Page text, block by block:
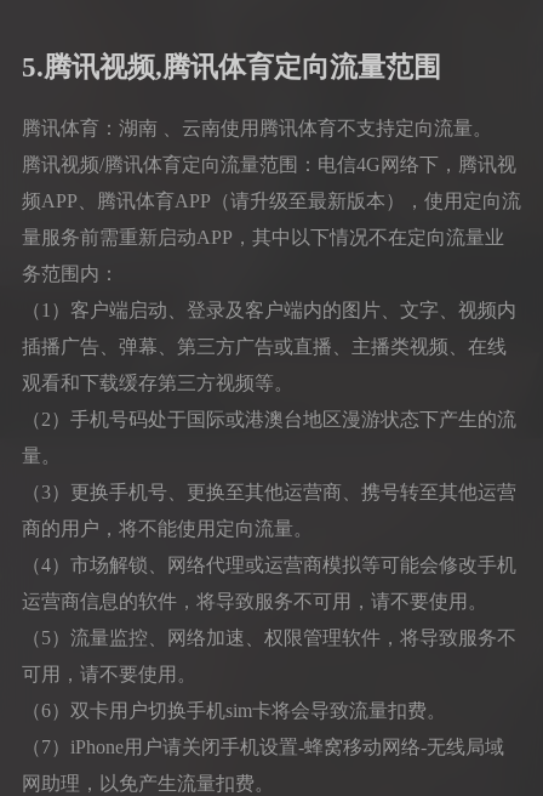
5.腾讯视频,腾讯体育定向流量范围
腾讯体育：湖南 、云南使用腾讯体育不支持定向流量。
腾讯视频/腾讯体育定向流量范围：电信4G网络下，腾讯视
频APP、腾讯体育APP（请升级至最新版本），使用定向流
量服务前需重新启动APP，其中以下情况不在定向流量业
务范围内：
（1）客户端启动、登录及客户端内的图片、文字、视频内
插播广告、弹幕、第三方广告或直播、主播类视频、在线
观看和下载缓存第三方视频等。
（2）手机号码处于国际或港澳台地区漫游状态下产生的流
量。
（3）更换手机号、更换至其他运营商、携号转至其他运营
商的用户，将不能使用定向流量。
（4）市场解锁、网络代理或运营商模拟等可能会修改手机
运营商信息的软件，将导致服务不可用，请不要使用。
（5）流量监控、网络加速、权限管理软件，将导致服务不
可用，请不要使用。
（6）双卡用户切换手机sim卡将会导致流量扣费。
（7）iPhone用户请关闭手机设置-蜂窝移动网络-无线局域
网助理，以免产生流量扣费。